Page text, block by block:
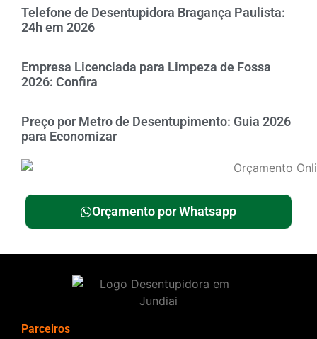
Telefone de Desentupidora Bragança Paulista:
24h em 2026
Empresa Licenciada para Limpeza de Fossa
2026: Confira
Preço por Metro de Desentupimento: Guia 2026
para Economizar
Orçamento por Whatsapp
Parceiros